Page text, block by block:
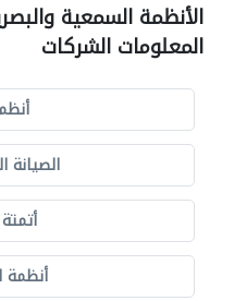
الأنظمة السمعية
المعلومات الشركات
الصيانة
أنظمة